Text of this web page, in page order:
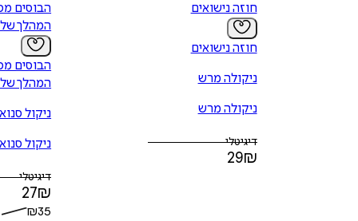
חוזה נישואים
חוזה נישואים
ניקולה מרש
ניקולה מרש
דיגיטלי
29₪
המהלך
המהלך
ניקול
ניקול
דיגיטלי
27₪
₪35